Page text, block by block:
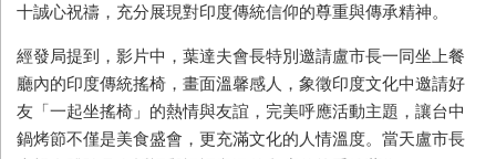
十誠心祝禱，充分展現對印度傳統信仰的尊重與傳承精神。
經發局提到，影片中，葉達夫會長特別邀請盧市長一同坐上餐
廳內的印度傳統搖椅，畫面溫馨感人，象徵印度文化中邀請好
友「一起坐搖椅」的熱情與友誼，完美呼應活動主題，讓台中
鍋烤節不僅是美食盛會，更充滿文化的人情溫度。當天盧市長